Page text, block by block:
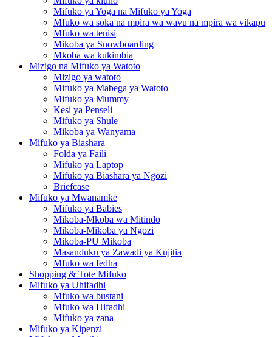
Mifuko ya Yoga na Mifuko ya Yoga
Mfuko wa soka na mpira wa wavu na mpira wa vikapu
Mfuko wa tenisi
Mikoba ya Snowboarding
Mkoba wa kukimbia
Mizigo na Mifuko ya Watoto
Mizigo ya watoto
Mifuko ya Mabega ya Watoto
Mifuko ya Mummy
Kesi ya Penseli
Mifuko ya Shule
Mikoba ya Wanyama
Mifuko ya Biashara
Folda ya Faili
Mifuko ya Laptop
Mifuko ya Biashara ya Ngozi
Briefcase
Mifuko ya Mwanamke
Mifuko ya Babies
Mikoba-Mkoba wa Mitindo
Mikoba-Mikoba ya Ngozi
Mikoba-PU Mikoba
Masanduku ya Zawadi ya Kujitia
Mfuko wa fedha
Shopping & Tote Mifuko
Mifuko ya Uhifadhi
Mfuko wa bustani
Mfuko wa Hifadhi
Mifuko ya zana
Mifuko ya Kipenzi